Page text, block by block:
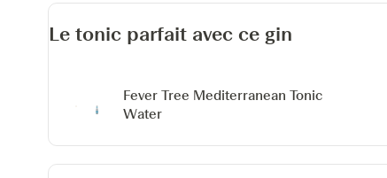
Le tonic parfait avec ce gin
Fever Tree Mediterranean Tonic
Water